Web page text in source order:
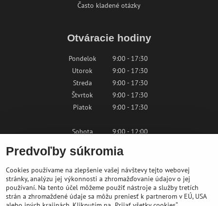
Často kladené otázky
Otváracie hodiny
Pondelok
9:00 - 17:30
Utorok
9:00 - 17:30
Streda
9:00 - 17:30
Štvrtok
9:00 - 17:30
Piatok
9:00 - 17:30
Sobota
9:00 - 12:00
Kontaktujte nás
shop@bikepeak.sk
Predvoľby súkromia
Cookies používame na zlepšenie vašej návštevy tejto webovej
stránky, analýzu jej výkonnosti a zhromažďovanie údajov o jej
používaní. Na tento účel môžeme použiť nástroje a služby tretích
strán a zhromaždené údaje sa môžu preniesť k partnerom v EÚ, USA